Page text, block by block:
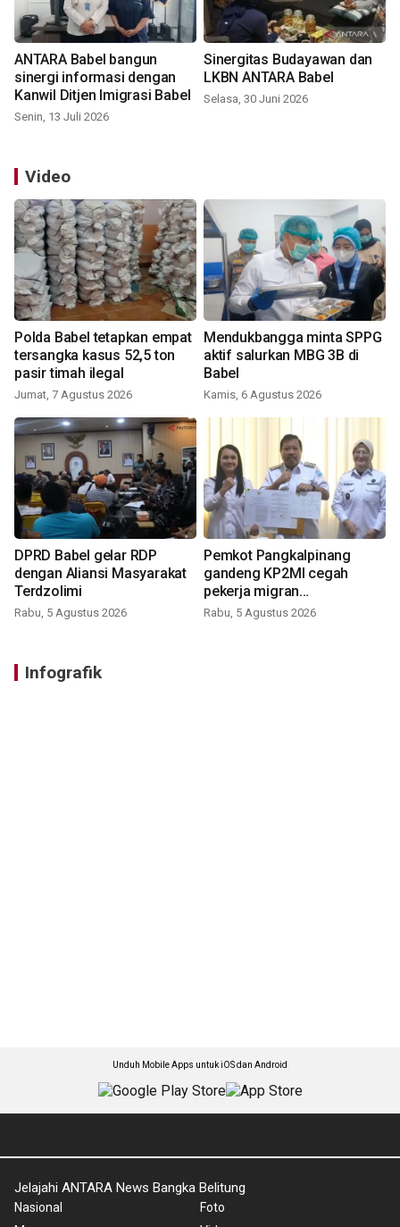
ANTARA Babel bangun
sinergi informasi dengan
Kanwil Ditjen Imigrasi Babel
Senin, 13 Juli 2026
Sinergitas Budayawan dan
LKBN ANTARA Babel
Selasa, 30 Juni 2026
Video
Polda Babel tetapkan empat
tersangka kasus 52,5 ton
pasir timah ilegal
Jumat, 7 Agustus 2026
Mendukbangga minta SPPG
aktif salurkan MBG 3B di
Babel
Kamis, 6 Agustus 2026
DPRD Babel gelar RDP
dengan Aliansi Masyarakat
Terdzolimi
Rabu, 5 Agustus 2026
Pemkot Pangkalpinang
gandeng KP2MI cegah
pekerja migran
nonprosedural
Rabu, 5 Agustus 2026
Infografik
Unduh Mobile Apps untuk iOS dan Android
Jelajahi ANTARA News Bangka Belitung
Nasional
Foto